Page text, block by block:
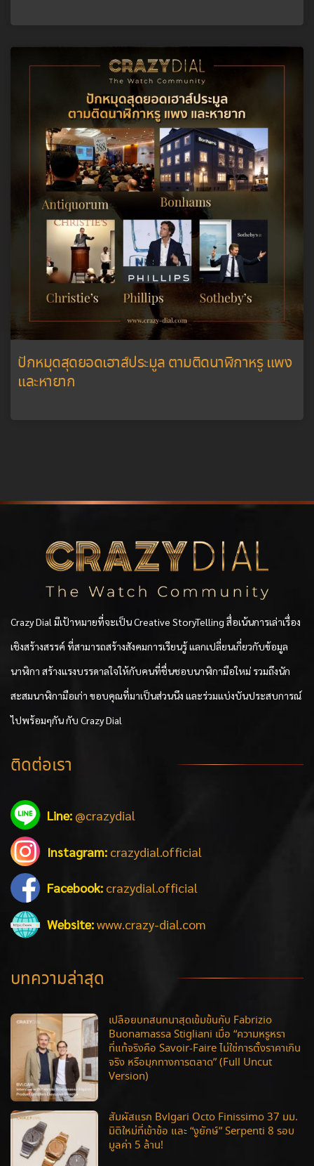
ปักหมุดสุดยอดเฮาส์ประมูล ตามติดนาฬิกาหรู แพง
และหายาก
Crazy Dial มีเป้าหมายที่จะเป็น Creative StoryTelling สื่อเน้นการเล่าเรื่อง
เชิงสร้างสรรค์ ที่สามารถสร้างสังคมการเรียนรู้ แลกเปลี่ยนเกี่ยวกับข้อมูล
นาฬิกา สร้างแรงบรรดาลใจให้กับคนที่ชื่นชอบนาฬิกามือใหม่ รวมถึงนัก
สะสมนาฬิกามือเก่า ขอบคุณที่มาเป็นส่วนนึง และร่วมแบ่งบันประสบการณ์
ไปพร้อมๆกัน กับ Crazy Dial
ติดต่อเรา
Line: @crazydial
Instagram: crazydial.official
Facebook: crazydial.official
Website:www.crazy-dial.com
บทความล่าสุด
เปลือยบทสนทนาสุดเข้มข้นกับ Fabrizio
Buonamassa Stigliani เมื่อ “ความหรูหรา
ที่แท้จริงคือ Savoir-Faire ไม่ใช่การตั้งราคาเกิน
จริง หรือมุกทางการตลาด” (Full Uncut
Version)
สัมผัสแรก Bvlgari Octo Finissimo 37 มม.
มิติใหม่ที่เข้าข้อ และ “งูยักษ์” Serpenti 8 รอบ
มูลค่า 5 ล้าน!